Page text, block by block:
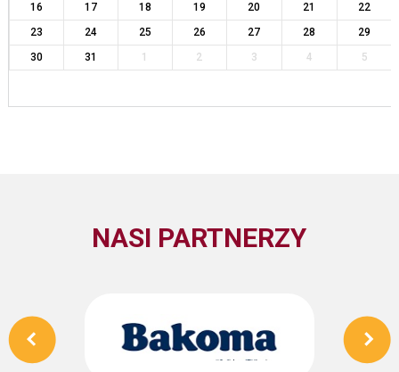
16
17 18 19 20 21
22
23
24 25 26 27 28
29
30
31 1 2 3 4 5
NASI PARTNERZY